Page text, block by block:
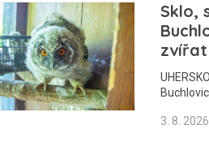
Sklo,
3. 8.